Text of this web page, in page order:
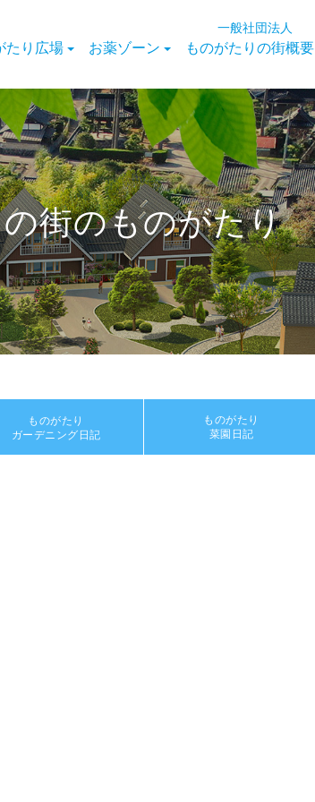
たり広場 お薬ゾーン
一般社団法人
ものがたりの街概要
街のものがたり
ものがたり
ガーデニング日記
ものがたり
菜園日記